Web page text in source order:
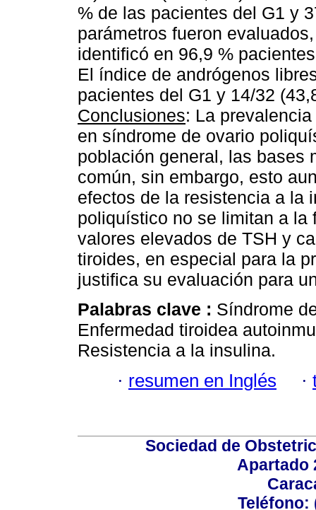
% de las pacientes del G1 y
parámetros fueron
identificó en 96,9 %
El índice de andrógenos
pacientes del G1 y 14/32
Conclusiones: La
en síndrome de ovario
población general, las bases
común, sin embargo, esto
efectos de la resistencia a la
poliquístico no se limitan a la
valores elevados de TSH y
tiroides, en especial para la
justifica su evaluación para
Palabras clave : Síndrome
Enfermedad tiroidea
Resistencia a la insulina.
· resumen en Inglés ·
Sociedad de
Apartado
Teléfono: